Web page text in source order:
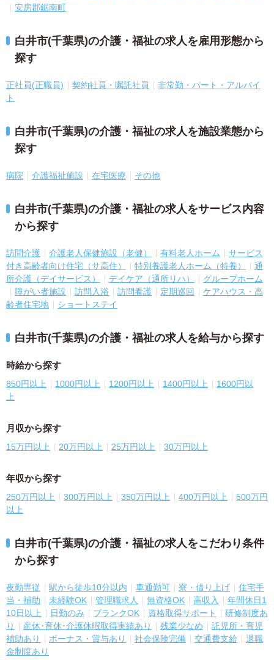
安房郡鋸南町
白井市(千葉県)の介護・福祉の求人を雇用形態から
探す
正社員(正職員) 契約社員・嘱託社員
非常勤・パート・アルバイ
ト
白井市(千葉県)の介護・福祉の求人を施設業態から
探す
病院 介護福祉施設 在宅医療 その他
白井市(千葉県)の介護・福祉の求人をサービス内容
から探す
訪問介護 介護老人保健施設（老健） 有料老人ホーム
サービス
付き高齢者向け住宅（サ高住）
特別養護老人ホーム（特養）
通
所介護（デイサービス）
デイケア（通所リハ）
グループホーム
障がい者施設
訪問入浴 訪問看護 定期巡回
ケアハウス・高
齢者住宅地
ショートステイ
白井市(千葉県)の介護・福祉の求人を給与から探す
時給から探す
850円以上 1000円以上 1200円以上 1400円以上
1600円以
上
月収から探す
15万円以上 20万円以上 25万円以上 30万円以上
年収から探す
250万円以上 300万円以上 350万円以上 400万円以上
500万円
以上
白井市(千葉県)の介護・福祉の求人をこだわり条件
から探す
夜勤専従 駅から徒歩10分以内 車通勤可 寮・借り上げ
住宅手
当・補助
未経験OK 管理職求人 無資格OK 高収入
年間休日1
10日以上
日勤のみ ブランクOK 資格取得サポート
研修制度あ
り
産休･育休･介護休暇取得実績あり 残業少なめ
託児所・育児
補助あり
ボーナス・賞与あり 社会保険完備 交通費支給
退職
金制度あり